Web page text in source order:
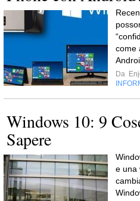
come
Da
Windows 10: 9
Sapere
e una